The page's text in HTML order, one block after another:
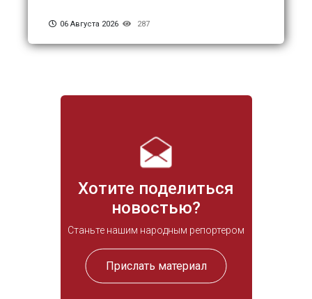
Хотите поделиться
новостью?
Станьте нашим народным репортером
Прислать материал
06 Августа 2026 287